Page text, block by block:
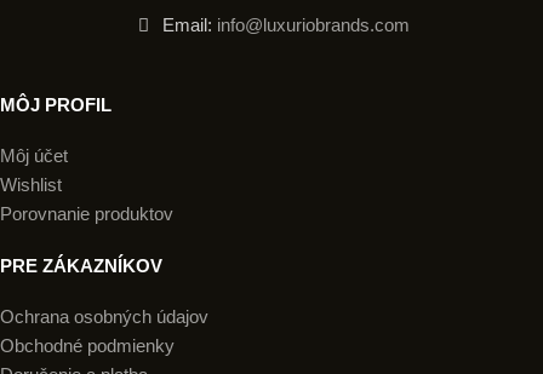
Email: info@luxuriobrands.com
MÔJ PROFIL
Môj účet
Wishlist
Porovnanie produktov
PRE ZÁKAZNÍKOV
Ochrana osobných údajov
Obchodné podmienky